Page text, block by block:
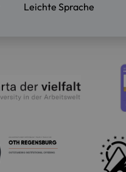
Leichte Sprache